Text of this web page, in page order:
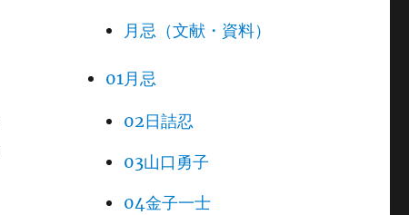
月忌（文献・資料）
01月忌
02日詰忍
03山口勇子
04金子一士